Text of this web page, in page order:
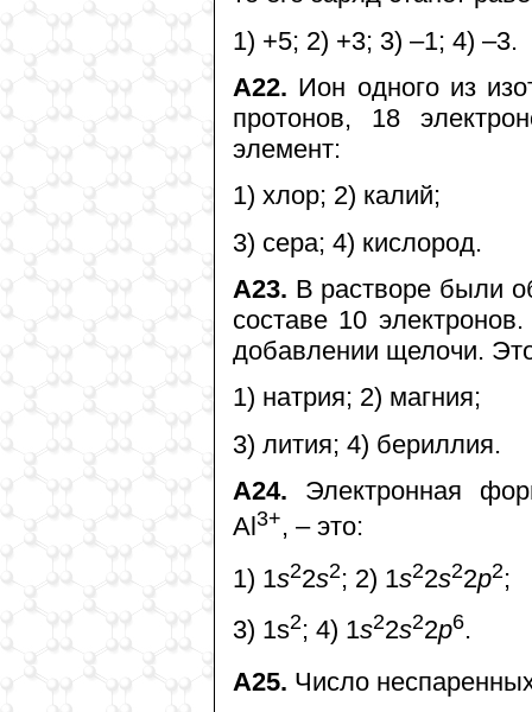
1) +5; 2) +3; 3) –1; 4) –3.
А22. Ион одного из
протонов, 18
элемент:
1) хлор; 2) калий;
3) сера; 4) кислород.
А23. В растворе были
составе 10
добавлении щелочи.
1) натрия; 2) магния;
3) лития; 4) бериллия.
А24. Электронная
Al3+, – это:
1) 1s22s2; 2) 1s22s22p2;
3) 1s2; 4) 1s22s22p6.
А25. Число